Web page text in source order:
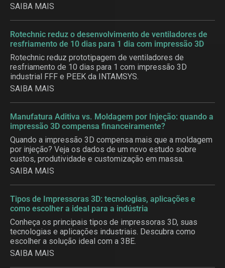
SAIBA MAIS
Rotechnic reduz o desenvolvimento de ventiladores de
resfriamento de 10 dias para 1 dia com impressão 3D
Rotechnic reduz prototipagem de ventiladores de
resfriamento de 10 dias para 1 com impressão 3D
industrial FFF e PEEK da INTAMSYS.
SAIBA MAIS
Manufatura Aditiva vs. Moldagem por Injeção: quando a
impressão 3D compensa financeiramente?
Quando a impressão 3D compensa mais que a moldagem
por injeção? Veja os dados de um novo estudo sobre
custos, produtividade e customização em massa.
SAIBA MAIS
Tipos de Impressoras 3D: tecnologias, aplicações e
como escolher a ideal para a indústria
Conheça os principais tipos de impressoras 3D, suas
tecnologias e aplicações industriais. Descubra como
escolher a solução ideal com a 3BE.
SAIBA MAIS